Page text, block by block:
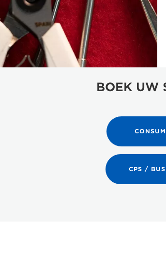
BOEK UW
CPS /